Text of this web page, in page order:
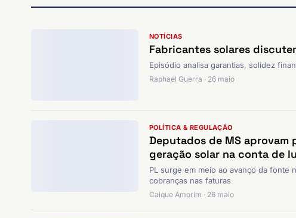
NOTÍCIAS
Fabricantes solares
Episódio analisa garantias, solidez
Raphael Guerra · 26 maio
POLÍTICA & REGULAÇÃO
Deputados de MS
geração solar na conta de
PL surge em meio ao avanço da fonte
cobranças nas faturas
Caique Amorim · 26 maio